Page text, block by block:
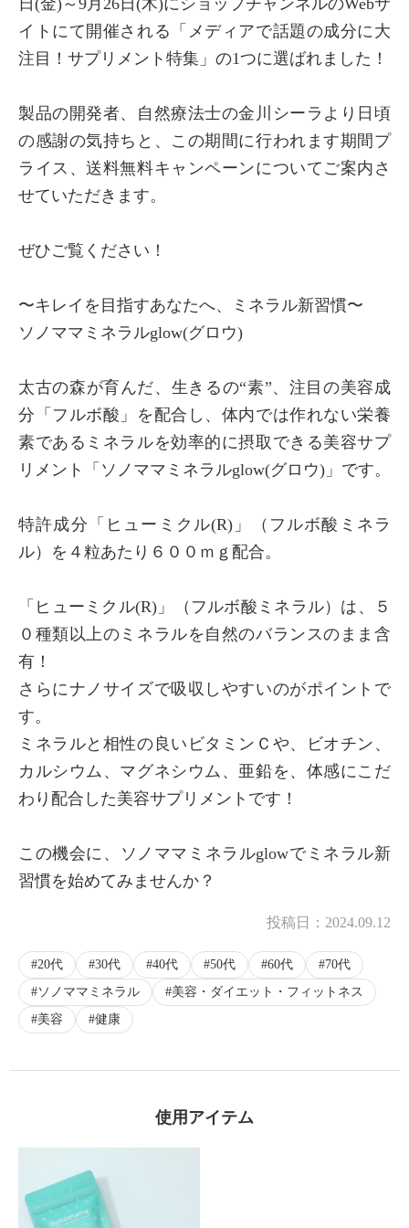
× 商品紹介
イトにて開催される「メディアで話題の成分に大
注目！サプリメント特集」の1つに選ばれました！
製品の開発者、自然療法士の金川シーラより日頃
の感謝の気持ちと、この期間に行われます期間プ
ライス、送料無料キャンペーンについてご案内さ
せていただきます。
ぜひご覧ください！
〜キレイを目指すあなたへ、ミネラル新習慣〜
ソノママミネラルglow(グロウ)
太古の森が育んだ、生きるの“素”、注目の美容成
分「フルボ酸」を配合し、体内では作れない栄養
素であるミネラルを効率的に摂取できる美容サプ
リメント「ソノママミネラルglow(グロウ)」です。
特許成分「ヒューミクル(R)」（フルボ酸ミネラ
ル）を４粒あたり６００ｍｇ配合。
「ヒューミクル(R)」（フルボ酸ミネラル）は、５
０種類以上のミネラルを自然のバランスのまま含
有！
さらにナノサイズで吸収しやすいのがポイントで
す。
ミネラルと相性の良いビタミンＣや、ビオチン、
カルシウム、マグネシウム、亜鉛を、体感にこだ
わり配合した美容サプリメントです！
この機会に、ソノママミネラルglowでミネラル新
習慣を始めてみませんか？
投稿日： 2024.09.12
20代 30代 40代 50代 60代
70代
ソノママミネラル
美容・ダイエット・フィットネス
美容
健康
使用アイテム